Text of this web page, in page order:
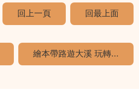
回上一頁 回最上面
繪本帶路遊大溪 玩轉...